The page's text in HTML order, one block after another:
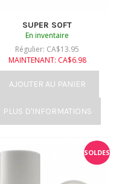
SUPER SOFT
En inventaire
Régulier: CA$13.95
MAINTENANT: CA$6.98
AJOUTER AU PANIER
PLUS D'INFORMATIONS
SOLDES